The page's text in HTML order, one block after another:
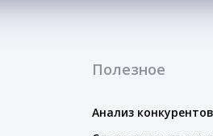
Полезное
Анализ